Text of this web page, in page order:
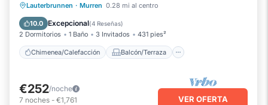
Lauterbrunnen · Murren 0.28 mi al centro
10.0 Excepcional(4 Reseñas)
2 Dormitorios 1 Baño 3 Invitados 431 pies²
Chimenea/Calefacción Balcón/Terraza
Chimenea/Calefacción
Balcón/Terraza
Cocina
Internet
€252/noche
7 noches - €1,761 VER OFERTA